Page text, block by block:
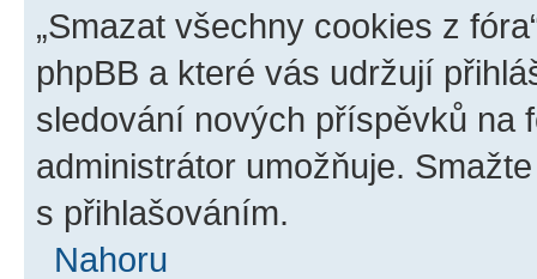
„Smazat všechny cookies z
phpBB a které vás udržují
sledování nových příspěvků na
administrátor umožňuje.
s přihlašováním.
Nahoru